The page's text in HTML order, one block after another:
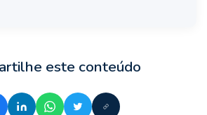
este conteúdo